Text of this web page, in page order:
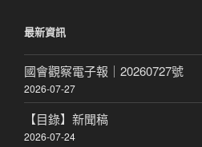
字:
最新資訊
國會觀察電子報｜20260727號
2026-07-27
【目錄】新聞稿
2026-07-24